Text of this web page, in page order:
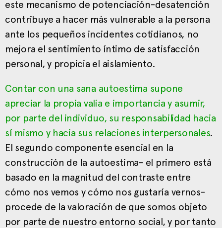
este mecanismo de potenciación-desatención
contribuye a hacer más vulnerable a la persona
ante los pequeños incidentes cotidianos, no
mejora el sentimiento íntimo de satisfacción
personal, y propicia el aislamiento.
Contar con una sana autoestima supone
apreciar la propia valía e importancia y asumir,
por parte del individuo, su responsabilidad hacia
sí mismo y hacia sus relaciones interpersonales.
El segundo componente esencial en la
construcción de la autoestima- el primero está
basado en la magnitud del contraste entre
cómo nos vemos y cómo nos gustaría vernos-
procede de la valoración de que somos objeto
por parte de nuestro entorno social, y por tanto